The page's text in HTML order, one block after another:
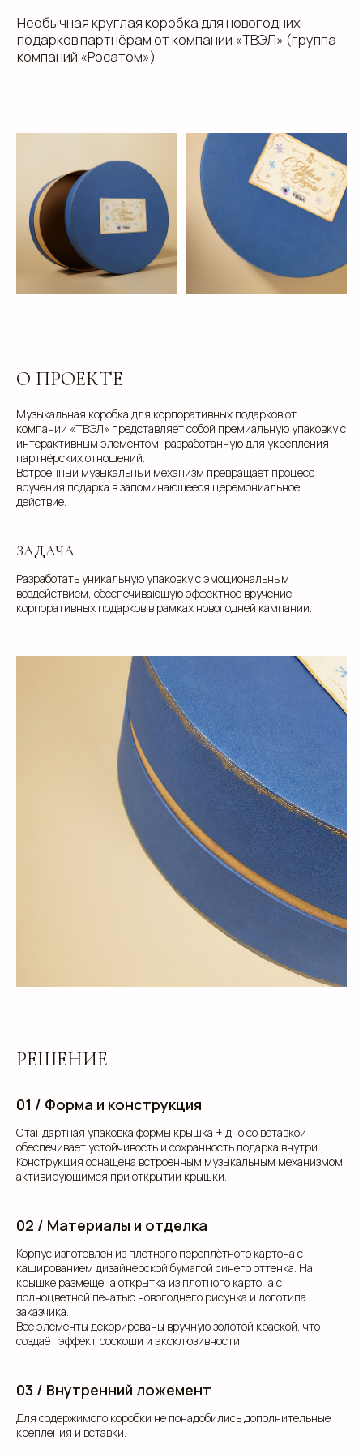
О ПРОЕКТЕ
Музыкальная коробка для корпоративных подарков от
компании «ТВЭЛ» представляет собой премиальную упаковку с
интерактивным элементом, разработанную для укрепления
партнёрских отношений.
Встроенный музыкальный механизм превращает процесс
вручения подарка в запоминающееся церемониальное
действие.
ЗАДАЧА
Разработать уникальную упаковку с эмоциональным
воздействием, обеспечивающую эффектное вручение
корпоративных подарков в рамках новогодней кампании.
РЕШЕНИЕ
01 / Форма и конструкция
Стандартная упаковка формы крышка + дно со вставкой
обеспечивает устойчивость и сохранность подарка внутри.
Конструкция оснащена встроенным музыкальным механизмом,
активирующимся при открытии крышки.
02 / Материалы и отделка
Корпус изготовлен из плотного переплётного картона с
кашированием дизайнерской бумагой синего оттенка. На
крышке размещена открытка из плотного картона с
полноцветной печатью новогоднего рисунка и логотипа
заказчика.
Все элементы декорированы вручную золотой краской, что
создаёт эффект роскоши и эксклюзивности.
03 / Внутренний ложемент
Для содержимого коробки не понадобились дополнительные
крепления и вставки.